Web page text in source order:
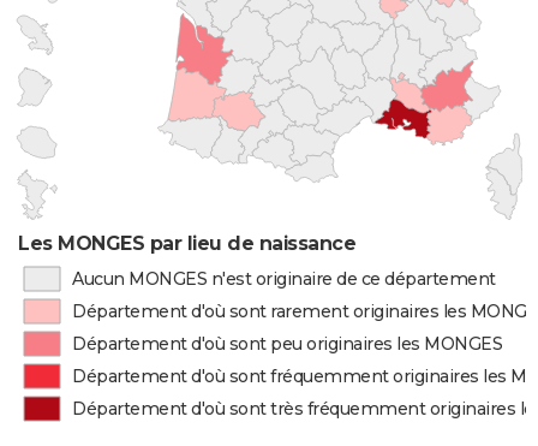
Les MONGES par lieu de naissance
Aucun MONGES n'est originaire de ce département
Département d'où sont rarement originaires les
Département d'où sont peu originaires les MONGES
Département d'où sont fréquemment originaires les
Département d'où sont très fréquemment originaires